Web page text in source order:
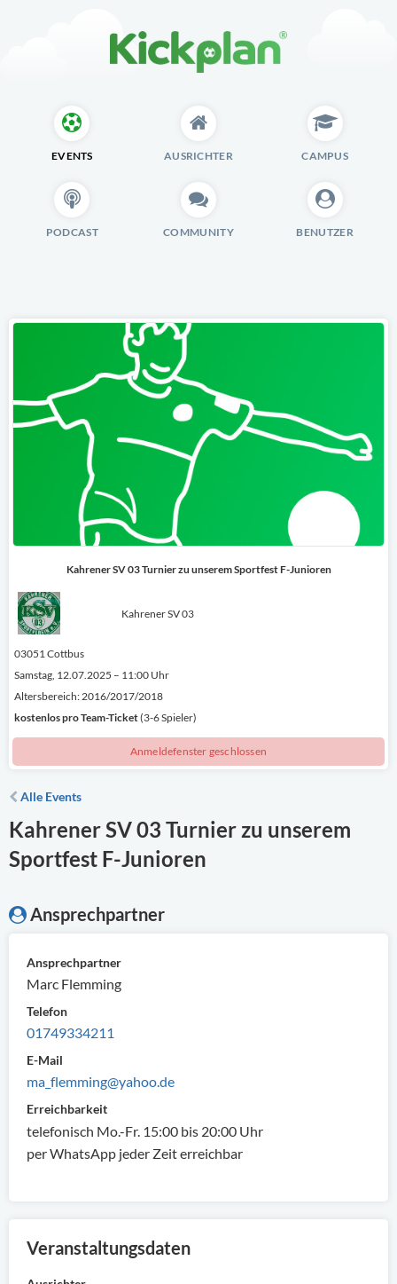
EVENTS AUSRICHTER CAMPUS
PODCAST COMMUNITY BENUTZER
Kahrener SV 03 Turnier zu unserem Sportfest F-Junioren
Kahrener SV 03
03051 Cottbus
Samstag, 12.07.2025 – 11:00 Uhr
Altersbereich: 2016/2017/2018
kostenlospro Team-Ticket(3-6 Spieler)
Anmeldefenster geschlossen
Alle Events
Kahrener SV 03 Turnier zu unserem
Sportfest F-Junioren
Ansprechpartner
Ansprechpartner
Marc Flemming
Telefon
01749334211
E-Mail
ma_flemming@yahoo.de
Erreichbarkeit
telefonisch Mo.-Fr. 15:00 bis 20:00 Uhr
per WhatsApp jeder Zeit erreichbar
Veranstaltungsdaten